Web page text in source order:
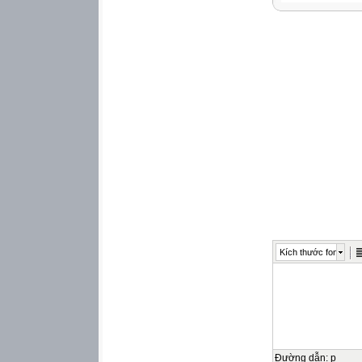
Năng lực tự chủ
Năng lực riêng:
một ẩn.
Kích thước font
Đường dẫn: p